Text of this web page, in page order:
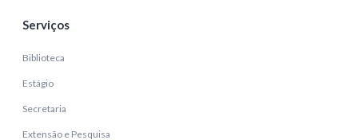
Serviços
Biblioteca
Estágio
Secretaria
Extensão e Pesquisa